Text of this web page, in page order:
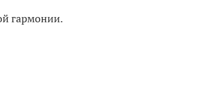
гармонии.